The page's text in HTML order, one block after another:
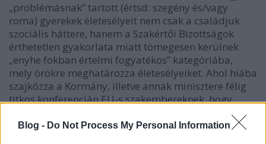
Blog - Do Not Process My Personal Information
„problémásnak” tartott (értsd: szegény és/vagy
roma) gyerekek életesélyeit nem csak a családjuk
szociális háttere, hanem a Szakértői Bizottságok
érthetetlen gyakorlata miatt tömegesen kerülnek
„enyhe fokban értelmi fogyatékos” kategóriába,
mely örökre meghatározza életesélyeiket. Ahol hiába
szajkózza a Kormány, illetve annak minisztere félig
titkos konferencián EU-s szakembereknek, hogy
Magyarországon mennyire minden rendben van
esélyteremtés – pardon, felzárkózás – tekintetében,